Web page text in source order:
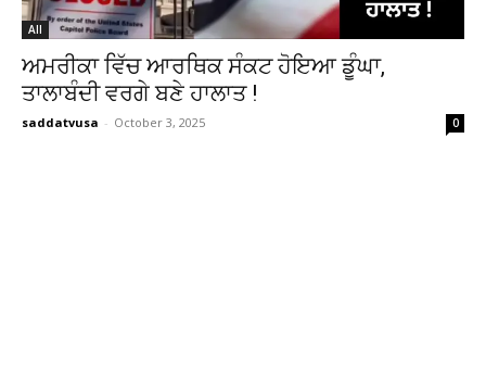
All
ਅਮਰੀਕਾ ਵਿੱਚ ਆਰਥਿਕ ਸੰਕਟ ਹੋਇਆ ਡੂੰਘਾ,
ਤਾਲਾਬੰਦੀ ਵਰਗੇ ਬਣੇ ਹਾਲਾਤ !
saddatvusa - October 3, 2025 0